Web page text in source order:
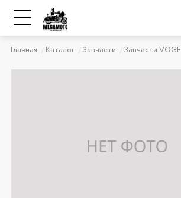
Главная Каталог Запчасти Запчасти VOGE